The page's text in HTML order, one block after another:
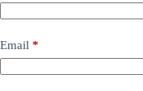
Email *